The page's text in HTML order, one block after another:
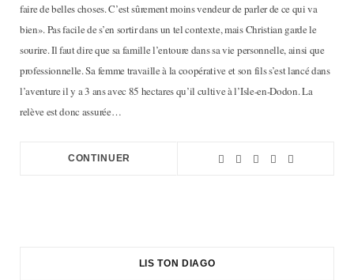
faire de belles choses. C’est sûrement moins vendeur de parler de ce qui va
bien». Pas facile de s’en sortir dans un tel contexte, mais Christian garde le
sourire. Il faut dire que sa famille l’entoure dans sa vie personnelle, ainsi que
professionnelle. Sa femme travaille à la coopérative et son fils s’est lancé dans
l’aventure il y a 3 ans avec 85 hectares qu’il cultive à l’Isle-en-Dodon. La
relève est donc assurée…
CONTINUER
LIS TON DIAGO